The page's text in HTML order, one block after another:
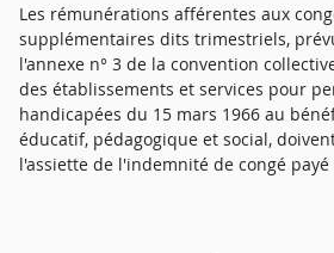
Les rémunérations afférentes aux
supplémentaires dits trimestriels,
l'annexe n° 3 de la convention
des établissements et services pour
handicapées du 15 mars 1966 au
éducatif, pédagogique et social,
l'assiette de l'indemnité de congé